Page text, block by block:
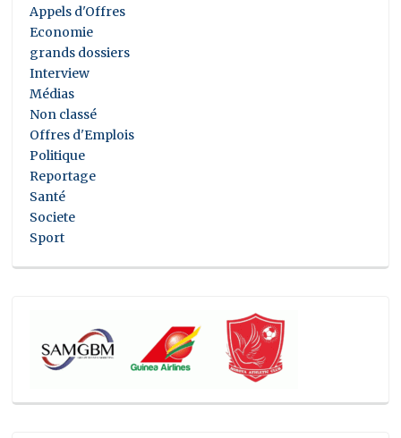
Appels d'Offres
Economie
grands dossiers
Interview
Médias
Non classé
Offres d'Emplois
Politique
Reportage
Santé
Societe
Sport